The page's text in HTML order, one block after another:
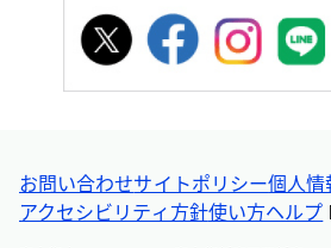
お問い合わせサイトポリシー個人
アクセシビリティ方針使い方ヘルプ